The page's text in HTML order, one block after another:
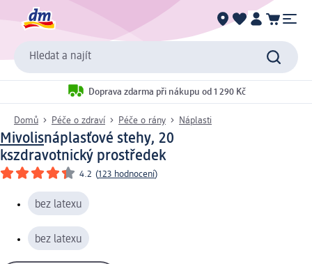
Hledat a najít
Doprava zdarma při nákupu od 1 290 Kč
Domů Péče o zdraví Péče o rány Náplasti
Mivolisnáplasťové stehy, 20
kszdravotnický prostředek
4.2 (123 hodnocení)
bez latexu
bez latexu